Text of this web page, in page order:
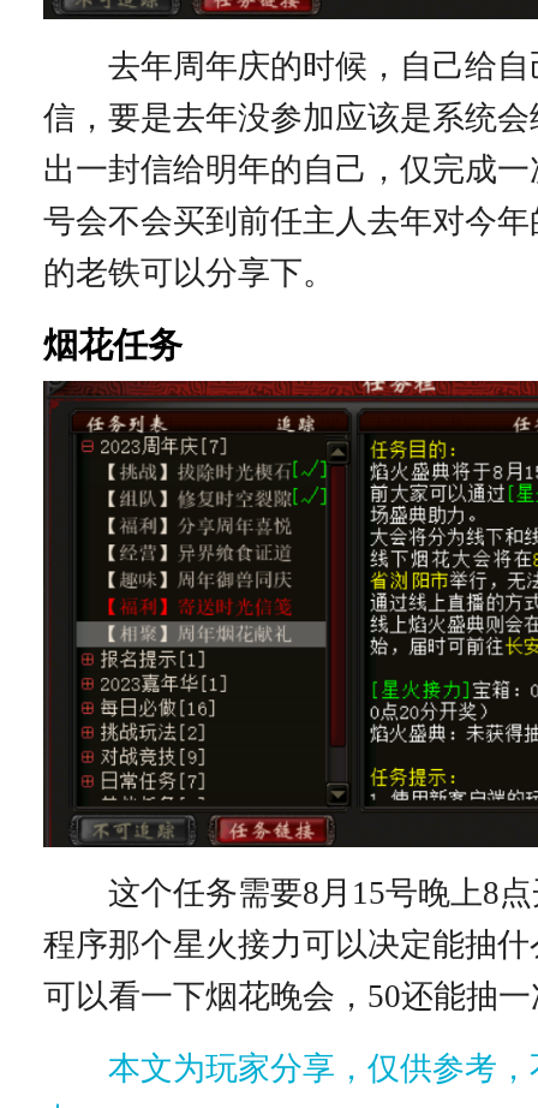
去年周年庆的时候，自己给自
信，要是去年没参加应该是系统
出一封信给明年的自己，仅完成
号会不会买到前任主人去年对今
的老铁可以分享下。
烟花任务
这个任务需要8月15号晚上8点
程序那个星火接力可以决定能抽
可以看一下烟花晚会，50还能抽
本文为玩家分享，仅供参考